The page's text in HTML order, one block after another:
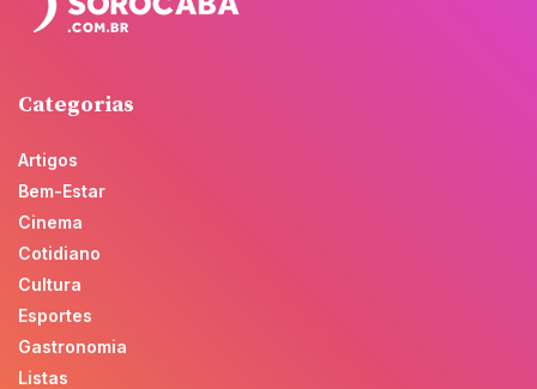
Categorias
Artigos
Bem-Estar
Cinema
Cotidiano
Cultura
Esportes
Gastronomia
Listas